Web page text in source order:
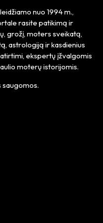
nuo 1994 m.,
rasite patikimą ir
grožį, moters sveikatą,
astrologiją ir kasdienius
ekspertų įžvalgomis
moterų istorijomis.